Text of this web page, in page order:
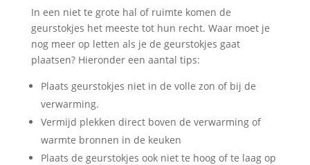
In een niet te grote hal of ruimte komen de
geurstokjes het meeste tot hun recht. Waar moet je
nog meer op letten als je de geurstokjes gaat
plaatsen? Hieronder een aantal tips:
Plaats geurstokjes niet in de volle zon of bij de
verwarming.
Vermijd plekken direct boven de verwarming of
warmte bronnen in de keuken
Plaats de geurstokjes ook niet te hoog of te laag op